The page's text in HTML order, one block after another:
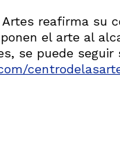
reafirma su
el arte al
se puede seguir